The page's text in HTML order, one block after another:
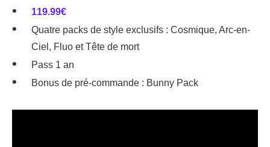
119.99€
Quatre packs de style exclusifs : Cosmique, Arc-en-
Ciel, Fluo et Tête de mort
Pass 1 an
Bonus de pré-commande : Bunny Pack